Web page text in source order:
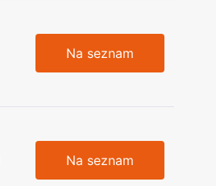
Na seznam
Na seznam